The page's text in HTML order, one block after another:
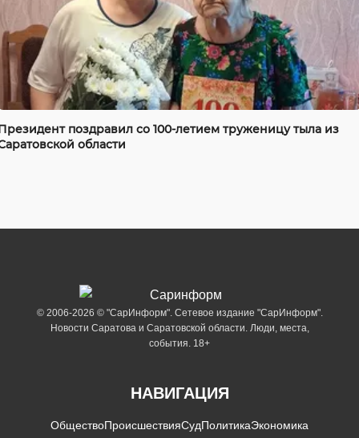
поздравил со 100-летием труженицу тыла из
области
© 2006-2026 © "СарИнформ". Сетевое издание "СарИнформ".
Новости Саратова и Саратовской области. Люди, места,
события. 18+
НАВИГАЦИЯ
ОбществоПроисшествияСудПолитикаЭкономика